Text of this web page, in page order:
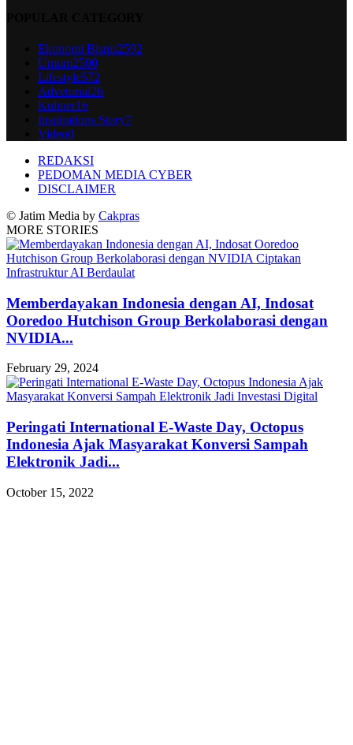
Ekonomi Bisnis2592
Umum2500
Lifestyle572
Advetorial26
Kuliner16
Inspirations Story7
Video0
REDAKSI
PEDOMAN MEDIA CYBER
DISCLAIMER
© Jatim Media by Cakpras
MORE STORIES
Memberdayakan Indonesia dengan AI, Indosat
Ooredoo Hutchison Group Berkolaborasi dengan
NVIDIA...
February 29, 2024
Peringati International E-Waste Day, Octopus
Indonesia Ajak Masyarakat Konversi Sampah
Elektronik Jadi...
October 15, 2022